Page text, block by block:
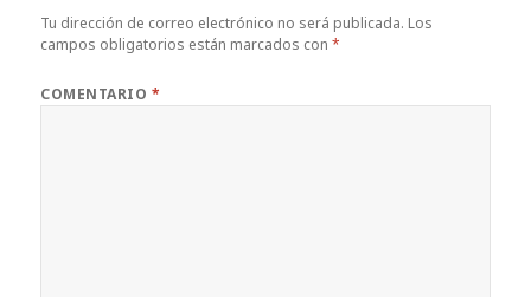
Tu dirección de correo electrónico no será publicada. Los
campos obligatorios están marcados con*
COMENTARIO *